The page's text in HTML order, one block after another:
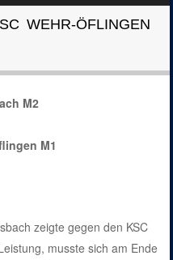
WEHR-ÖFLINGEN
M2
M1
zeigte gegen den KSC
musste sich am Ende